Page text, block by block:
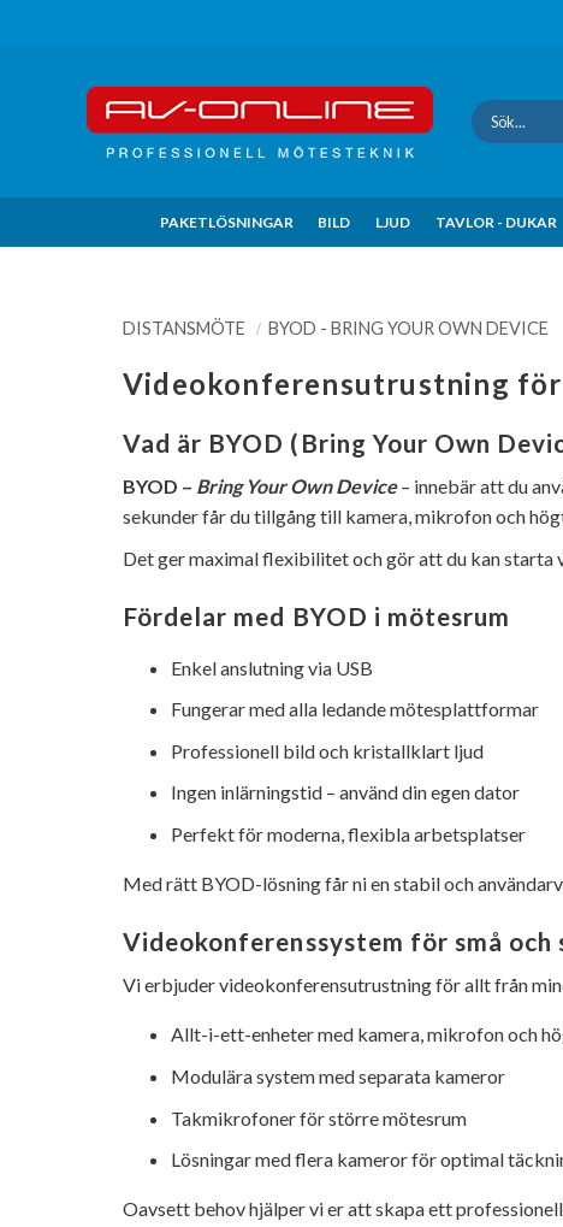
PAKETLÖSNINGAR BILD LJUD TAVLOR - DUKAR
DISTANSMÖTE BYOD - BRING YOUR OWN DEVICE
Videokonferensutrustning för
Vad är BYOD (Bring Your Own
BYOD – Bring Your Own Device– innebär att du
sekunder får du tillgång till kamera, mikrofon och
Det ger maximal flexibilitet och gör att du kan starta
Fördelar med BYOD i mötesrum
Enkel anslutning via USB
Fungerar med alla ledande mötesplattformar
Professionell bild och kristallklart ljud
Ingen inlärningstid – använd din egen dator
Perfekt för moderna, flexibla arbetsplatser
Med rätt BYOD-lösning får ni en stabil och
Videokonferenssystem för små och
Vi erbjuder videokonferensutrustning för allt från
Allt-i-ett-enheter med kamera, mikrofon och
Modulära system med separata kameror
Takmikrofoner för större mötesrum
Lösningar med flera kameror för optimal
Oavsett behov hjälper vi er att skapa ett